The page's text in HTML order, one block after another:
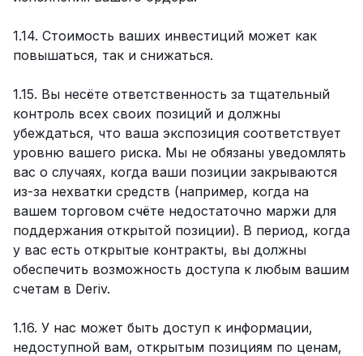
1.14. Стоимость ваших инвестиций может как
повышаться, так и снижаться.
1.15. Вы несёте ответственность за тщательный
контроль всех своих позиций и должны
убеждаться, что ваша экспозиция соответствует
уровню вашего риска. Мы не обязаны уведомлять
вас о случаях, когда ваши позиции закрываются
из-за нехватки средств (например, когда на
вашем торговом счёте недостаточно маржи для
поддержания открытой позиции). В период, когда
у вас есть открытые контракты, вы должны
обеспечить возможность доступа к любым вашим
счетам в Deriv.
1.16. У нас может быть доступ к информации,
недоступной вам, открытым позициям по ценам,